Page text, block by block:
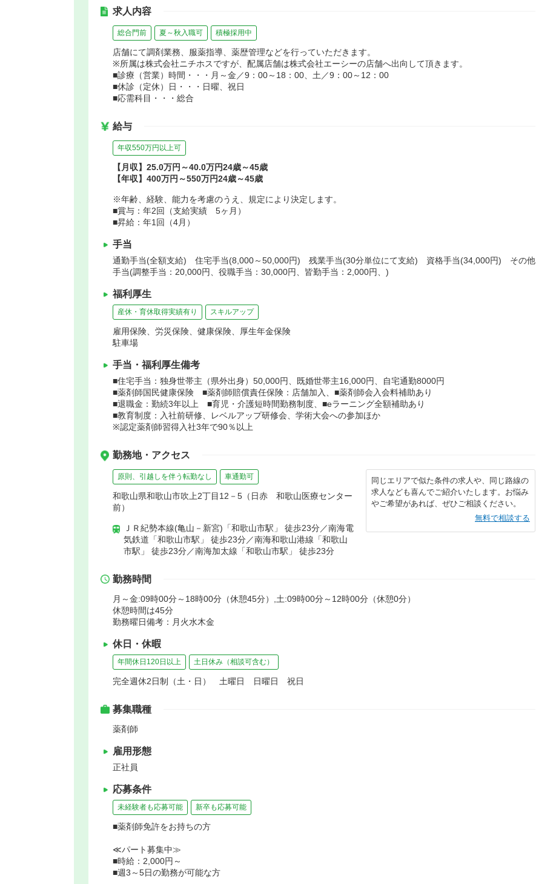
求人内容
総合門前 夏～秋入職可 積極採用中
店舗にて調剤業務、服薬指導、薬歴管理などを行っていただきます。
※所属は株式会社ニチホスですが、配属店舗は株式会社エーシーの店舗へ出向して頂きます。
■診療（営業）時間・・・月～金／9：00～18：00、土／9：00～12：00
■休診（定休）日・・・日曜、祝日
■応需科目・・・総合
給与
年収550万円以上可
【月収】25.0万円～40.0万円24歳～45歳
【年収】400万円～550万円24歳～45歳
※年齢、経験、能力を考慮のうえ、規定により決定します。
■賞与：年2回（支給実績 5ヶ月）
■昇給：年1回（4月）
手当
通勤手当(全額支給) 住宅手当(8,000～50,000円) 残業手当(30分単位にて支給) 資格手当(34,000円) その他
手当(調整手当：20,000円、役職手当：30,000円、皆勤手当：2,000円、)
福利厚生
産休・育休取得実績有り スキルアップ
雇用保険、労災保険、健康保険、厚生年金保険
駐車場
手当・福利厚生備考
■住宅手当：独身世帯主（県外出身）50,000円、既婚世帯主16,000円、自宅通勤8000円
■薬剤師国民健康保険 ■薬剤師賠償責任保険：店舗加入、■薬剤師会入会料補助あり
■退職金：勤続3年以上 ■育児・介護短時間勤務制度、■eラーニング全額補助あり
■教育制度：入社前研修、レベルアップ研修会、学術大会への参加ほか
※認定薬剤師習得入社3年で90％以上
勤務地・アクセス
原則、引越しを伴う転勤なし 車通勤可
和歌山県和歌山市吹上2丁目12－5（日赤 和歌山医療センター
前）
ＪＲ紀勢本線(亀山－新宮)「和歌山市駅」 徒歩23分／南海電
気鉄道「和歌山市駅」 徒歩23分／南海和歌山港線「和歌山
市駅」 徒歩23分／南海加太線「和歌山市駅」 徒歩23分
同じエリアで似た条件の求人や、同じ路線の
求人なども喜んでご紹介いたします。お悩み
やご希望があれば、ぜひご相談ください。
無料で相談する
勤務時間
月～金:09時00分～18時00分（休憩45分）,土:09時00分～12時00分（休憩0分）
休憩時間は45分
勤務曜日備考：月火水木金
休日・休暇
年間休日120日以上 土日休み（相談可含む）
完全週休2日制（土・日） 土曜日 日曜日 祝日
募集職種
薬剤師
雇用形態
正社員
応募条件
未経験者も応募可能 新卒も応募可能
■薬剤師免許をお持ちの方
≪パート募集中≫
■時給：2,000円～
■週3～5日の勤務が可能な方